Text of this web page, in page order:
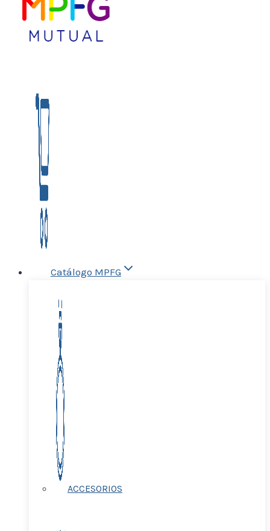
Catálogo MPFG
ACCESORIOS